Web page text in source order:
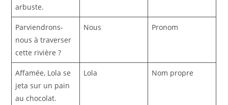
arbuste.
Parviendrons-
nous à traverser
cette rivière ?
Nous Pronom
Affamée, Lola se
jeta sur un pain
au chocolat.
Lola Nom propre